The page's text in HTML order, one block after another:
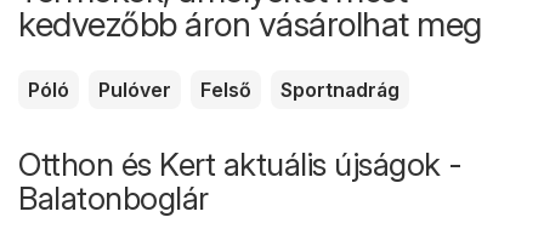
kedvezőbb áron vásárolhat meg
Póló Pulóver Felső Sportnadrág
Otthon és Kert aktuális újságok -
Balatonboglár